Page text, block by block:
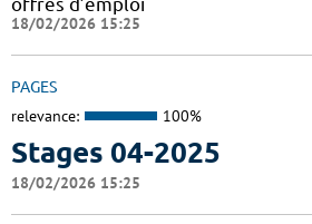
18/02/2026 15:25
PAGES
relevance: 100%
Stages 04-2025
18/02/2026 15:25